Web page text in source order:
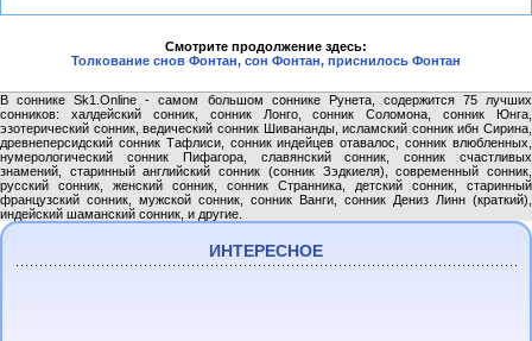
Смотрите продолжение здесь:
Толкование снов Фонтан, сон Фонтан, приснилось Фонтан
В соннике Sk1.Online - самом большом соннике Рунета, содержится 75 лучших
сонников: халдейский сонник, сонник Лонго, сонник Соломона, сонник Юнга,
эзотерический сонник, ведический сонник Шивананды, исламский сонник ибн Сирина,
древнеперсидский сонник Тафлиси, сонник индейцев отавалос, сонник влюбленных,
нумерологический сонник Пифагора, славянский сонник, сонник счастливых
знамений, старинный английский сонник (сонник Зэдкиеля), современный сонник,
русский сонник, женский сонник, сонник Странника, детский сонник, старинный
французский сонник, мужской сонник, сонник Ванги, сонник Дениз Линн (краткий),
индейский шаманский сонник, и другие.
ИНТЕРЕСНОЕ